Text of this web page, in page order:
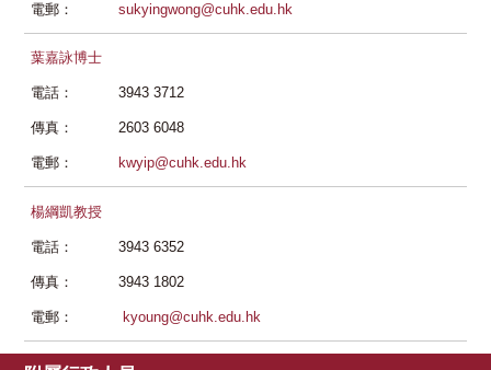
電郵： sukyingwong@cuhk.edu.hk
葉嘉詠博士
電話： 3943 3712
傳真： 2603 6048
電郵： kwyip@cuhk.edu.hk
楊綱凱教授
電話： 3943 6352
傳真： 3943 1802
電郵： kyoung@cuhk.edu.hk